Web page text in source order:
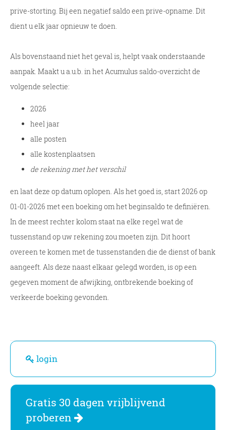
prive-storting. Bij een negatief saldo een prive-opname. Dit
dient u elk jaar opnieuw te doen.
Als bovenstaand niet het geval is, helpt vaak onderstaande
aanpak. Maakt u a.u.b. in het Acumulus saldo-overzicht de
volgende selectie:
2026
heel jaar
alle posten
alle kostenplaatsen
de rekening met het verschil
en laat deze op datum oplopen. Als het goed is, start 2026 op
01-01-2026 met een boeking om het beginsaldo te definiëren.
In de meest rechter kolom staat na elke regel wat de
tussenstand op uw rekening zou moeten zijn. Dit hoort
overeen te komen met de tussenstanden die de dienst of bank
aangeeft. Als deze naast elkaar gelegd worden, is op een
gegeven moment de afwijking, ontbrekende boeking of
verkeerde boeking gevonden.
login
Gratis 30 dagen vrijblijvend
proberen